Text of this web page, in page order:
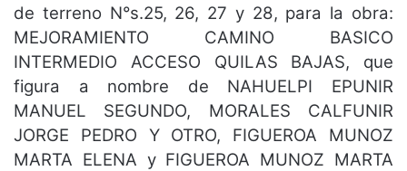
de terreno N°s.25, 26, 27 y 28, para la obra:
MEJORAMIENTO CAMINO BASICO
INTERMEDIO ACCESO QUILAS BAJAS, que
figura a nombre de NAHUELPI EPUNIR
MANUEL SEGUNDO, MORALES CALFUNIR
JORGE PEDRO Y OTRO, FIGUEROA MUNOZ
MARTA ELENA y FIGUEROA MUNOZ MARTA